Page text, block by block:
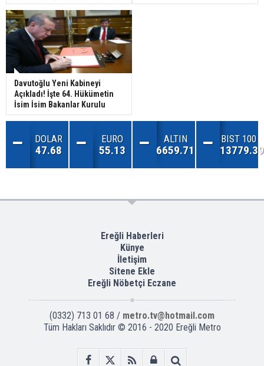
Davutoğlu Yeni Kabineyi
Açıkladı! İşte 64. Hükümetin
İsim İsim Bakanlar Kurulu
DOLAR
47.68
EURO
55.13
ALTIN
6659.71
BIST 100
13779.39
Ereğli Haberleri
Künye
İletişim
Sitene Ekle
Ereğli Nöbetçi Eczane
(0332) 713 01 68 / metro.tv@hotmail.com
Tüm Hakları Saklıdır © 2016 - 2020 Ereğli Metro